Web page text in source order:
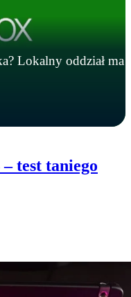
Lokalny oddział ma
Freddy
kryptowaluty.
Lokalny oddział
test taniego